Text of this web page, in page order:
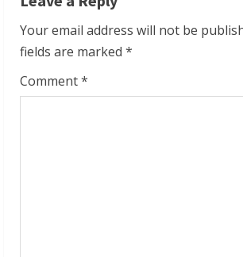
u
e
R
Your email address will not be
fields are marked *
Comment*